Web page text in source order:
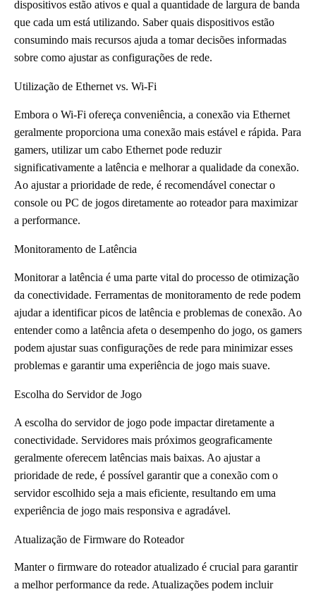
dispositivos estão ativos e qual a quantidade de largura de banda
que cada um está utilizando. Saber quais dispositivos estão
consumindo mais recursos ajuda a tomar decisões informadas
sobre como ajustar as configurações de rede.
Utilização de Ethernet vs. Wi-Fi
Embora o Wi-Fi ofereça conveniência, a conexão via Ethernet
geralmente proporciona uma conexão mais estável e rápida. Para
gamers, utilizar um cabo Ethernet pode reduzir
significativamente a latência e melhorar a qualidade da conexão.
Ao ajustar a prioridade de rede, é recomendável conectar o
console ou PC de jogos diretamente ao roteador para maximizar
a performance.
Monitoramento de Latência
Monitorar a latência é uma parte vital do processo de otimização
da conectividade. Ferramentas de monitoramento de rede podem
ajudar a identificar picos de latência e problemas de conexão. Ao
entender como a latência afeta o desempenho do jogo, os gamers
podem ajustar suas configurações de rede para minimizar esses
problemas e garantir uma experiência de jogo mais suave.
Escolha do Servidor de Jogo
A escolha do servidor de jogo pode impactar diretamente a
conectividade. Servidores mais próximos geograficamente
geralmente oferecem latências mais baixas. Ao ajustar a
prioridade de rede, é possível garantir que a conexão com o
servidor escolhido seja a mais eficiente, resultando em uma
experiência de jogo mais responsiva e agradável.
Atualização de Firmware do Roteador
Manter o firmware do roteador atualizado é crucial para garantir
a melhor performance da rede. Atualizações podem incluir